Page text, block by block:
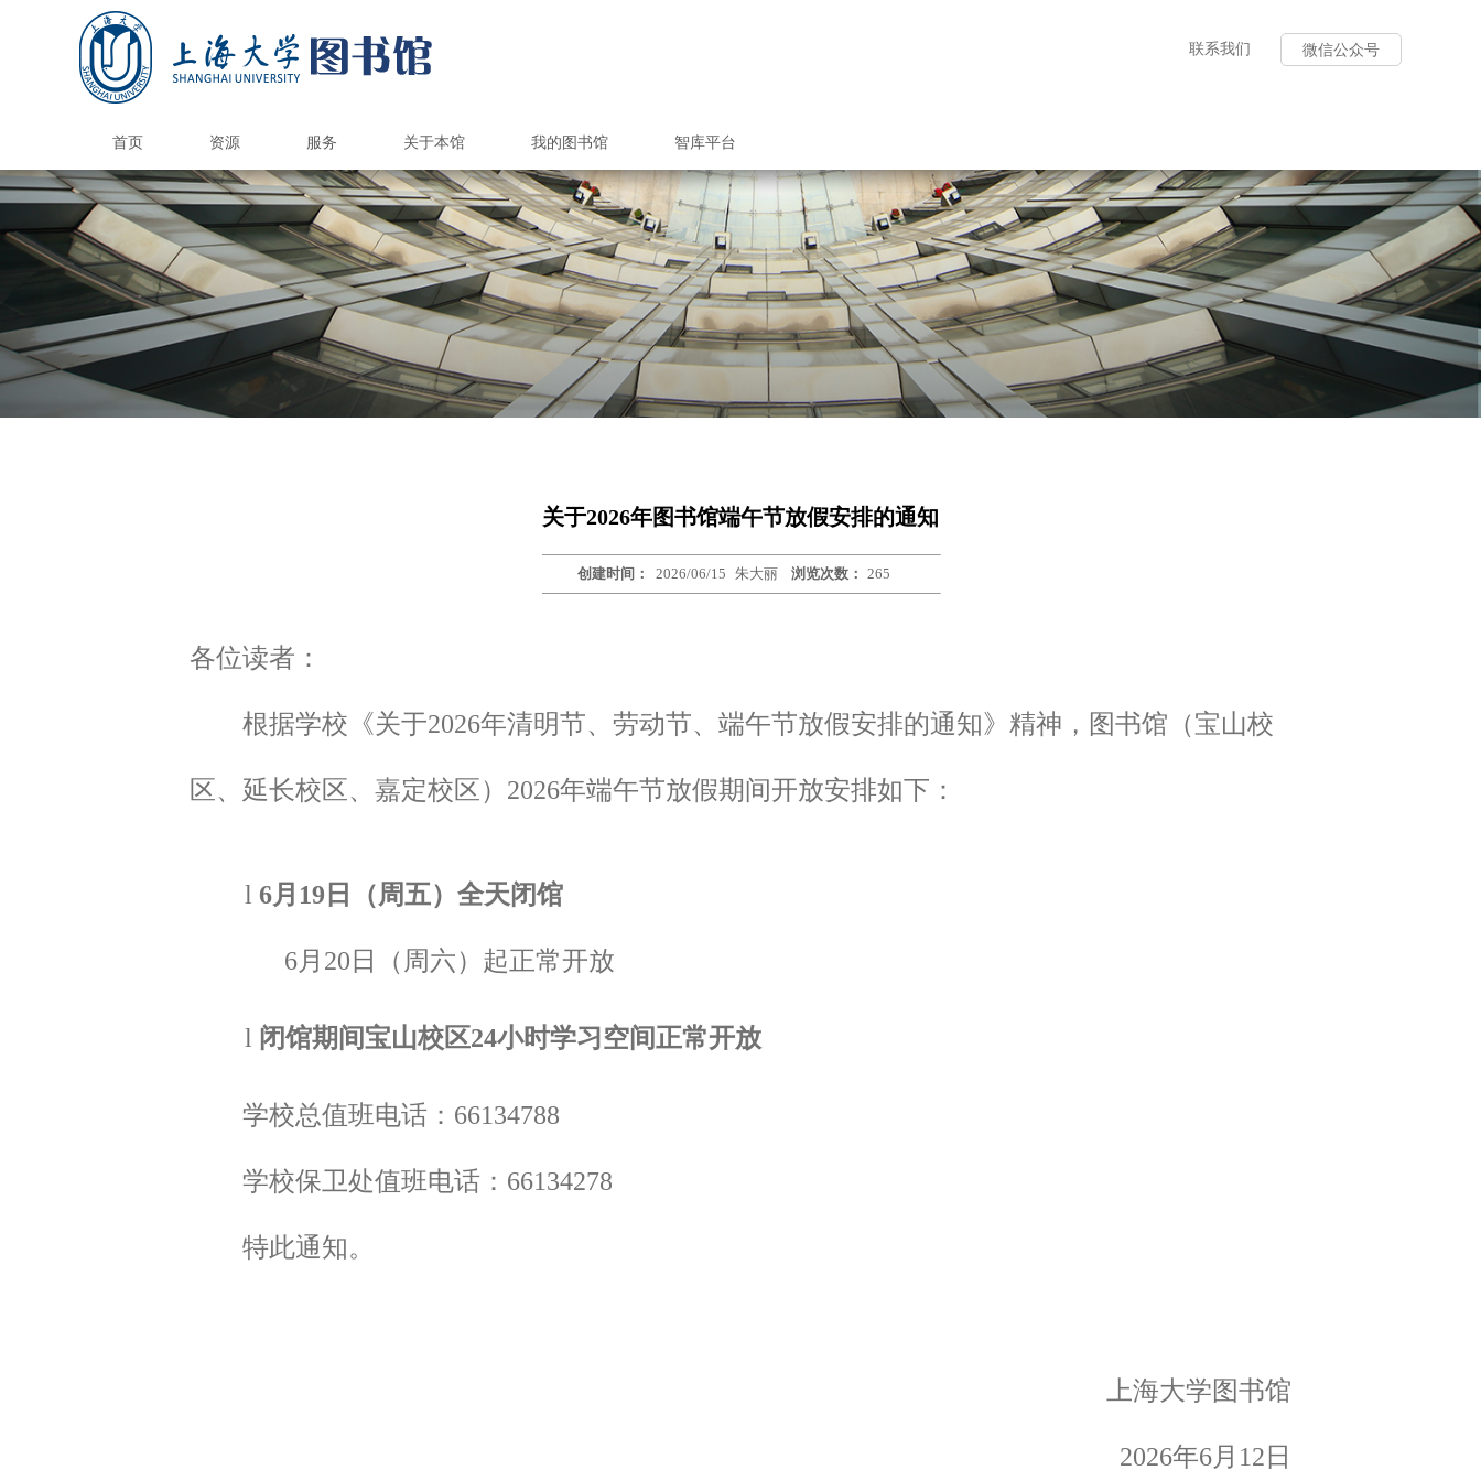
联系我们 微信公众号
首页 资源
电子资源 数据库导航
CARSI访问数据库
电子期刊导航
上大学术资源地图
电子图书
多媒体资源
校外访问
版权公告
纸本资源 书刊捐赠
新书通告
馆藏报刊目录
国内外图书馆 985高校馆
211高校馆
港澳台高校馆
国外高校馆
国内外公共馆
服务
总台服务 学位论文提交系统
借阅服务 读者指南
开通与使用
借还书
续借
图书预约/委托取书
遗失损坏与赔偿
读者服务总览
阅览室规则
馆际互借/文献传递 馆际互借和文献传递服务
版权声明
补贴政策&收费标准
联系方式
情报服务 科技查新
查收查引
定题服务
情报分析
核心期刊
读者培训 新生入馆教育
讲座培训
文献检索课程
参观接待
空间服务 自修/研究空间预约
钱伟长馆空间预约
文荟馆空间预约
自助服务 自助借还书
借阅电子书刊
自助选座
书刊荐购
电子资源荐购
关于本馆
本馆概况 校本部图书馆
钱伟长图书馆
文荟图书馆
联合图书馆
开放时间 校本部图书馆
钱伟长图书馆
文荟图书馆
联合图书馆
机构组织 图书馆党政
部门职责
规章制度 读者须知
借阅规定
图书馆相关
研究与交流 图书馆科研项目
图书馆学术论文
图书馆专著出版
图书馆研究生 研究生培养方案
研究生招生
研究生导师
品牌服务 新生季
读书月
毕业季
优质服务月
馆员天地 图书馆信息
学术团体
核心期刊
馆内信息发布
联系我们 联系图书馆
联系专项服务
我的图书馆 智库平台
上海大学情报研究所 科研成果数据服务
学术竞争力评价
机构知识库成果平台服务
人才培养
联系我们
上大知识产权信息服务中心 上大专利信息服务内容
上大知识产权专题培训
联系我们
上海大学机构知识库
关于2026年图书馆端午节放假安排的通知
创建时间： 2026/06/15 朱大丽 浏览次数： 265
各位读者：
根据学校《关于2026年清明节、劳动节、端午节放假安排的通知》精神，图书馆（宝山校
区、延长校区、嘉定校区） 2026年端午节放假期间开放安排如下：
l 6月 19 日（周五）全天闭馆
6月 20 日（周六）起正常开放
l 闭馆期间宝山校区24小时学习空间正常开放
学校总值班电话： 66134788
学校保卫处值班电话： 66134278
特此通知。
上海大学图书馆
2026年6月 12 日